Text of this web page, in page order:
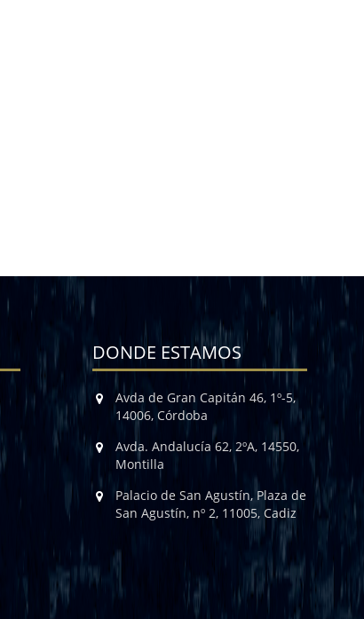
DONDE ESTAMOS
Avda de Gran Capitán 46, 1º-5,
14006, Córdoba
Avda. Andalucía 62, 2ºA, 14550,
Montilla
Palacio de San Agustín, Plaza de
San Agustín, nº 2, 11005, Cadiz